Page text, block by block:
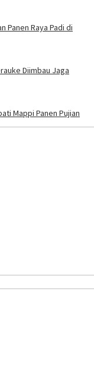
Panen Raya Padi di
Diimbau Jaga
Mappi Panen Pujian